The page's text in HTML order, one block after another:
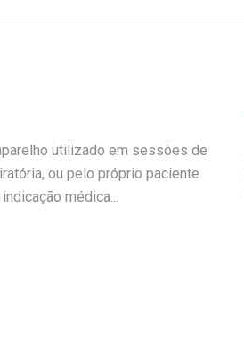
utilizado em sessões de
ou pelo próprio paciente
médica...